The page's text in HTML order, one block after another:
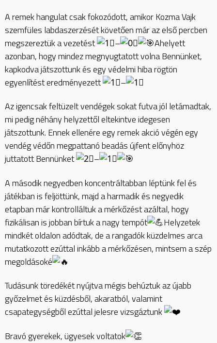
A remek hangulat csak fokozódott, amikor Kozma Vajk
szemfüles labdaszerzését követően már az első percben
megszereztük a vezetést
–
Ahelyett
azonban, hogy mindez megnyugtatott volna Bennünket,
kapkodva játszottunk és egy védelmi hiba rögtön
egyenlítést eredményezett
–
Az igencsak feltüzelt vendégek sokat futva jól letámadtak,
mi pedig néhány helyzettől eltekintve idegesen
játszottunk. Ennek ellenére egy remek akció végén egy
vendég védőn megpattanó beadás újfent előnyhöz
juttatott Bennünket
–
A második negyedben koncentráltabban léptünk fel és
játékban is feljöttünk, majd a harmadik és negyedik
etapban már kontrolláltuk a mérkőzést azáltal, hogy
fizikálisan is jobban bírtuk a nagy tempót
Helyzetek
mindkét oldalon adódtak, de a rangadók küzdelmes arca
mutatkozott ezúttal inkább a mérkőzésen, mintsem a szép
megoldásoké
Tudásunk töredékét nyújtva mégis behúztuk az újabb
győzelmet és küzdésből, akaratból, valamint
csapategységből ezúttal jelesre vizsgáztunk
Bravó gyerekek, ügyesek voltatok